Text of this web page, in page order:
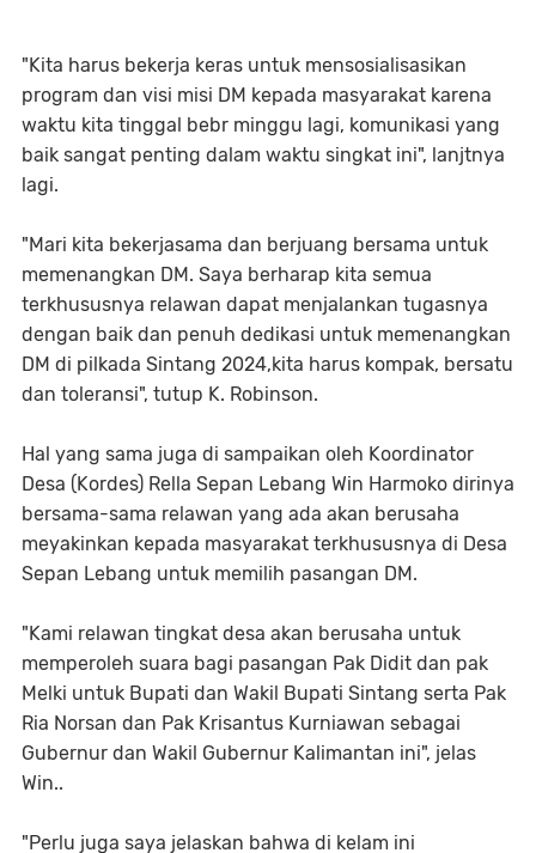
"Kita harus bekerja keras untuk mensosialisasikan
program dan visi misi DM kepada masyarakat karena
waktu kita tinggal bebr minggu lagi, komunikasi yang
baik sangat penting dalam waktu singkat ini", lanjtnya
lagi.
"Mari kita bekerjasama dan berjuang bersama untuk
memenangkan DM. Saya berharap kita semua
terkhususnya relawan dapat menjalankan tugasnya
dengan baik dan penuh dedikasi untuk memenangkan
DM di pilkada Sintang 2024,kita harus kompak, bersatu
dan toleransi", tutup K. Robinson.
Hal yang sama juga di sampaikan oleh Koordinator
Desa (Kordes) Rella Sepan Lebang Win Harmoko dirinya
bersama-sama relawan yang ada akan berusaha
meyakinkan kepada masyarakat terkhususnya di Desa
Sepan Lebang untuk memilih pasangan DM.
"Kami relawan tingkat desa akan berusaha untuk
memperoleh suara bagi pasangan Pak Didit dan pak
Melki untuk Bupati dan Wakil Bupati Sintang serta Pak
Ria Norsan dan Pak Krisantus Kurniawan sebagai
Gubernur dan Wakil Gubernur Kalimantan ini", jelas
Win..
"Perlu juga saya jelaskan bahwa di kelam ini